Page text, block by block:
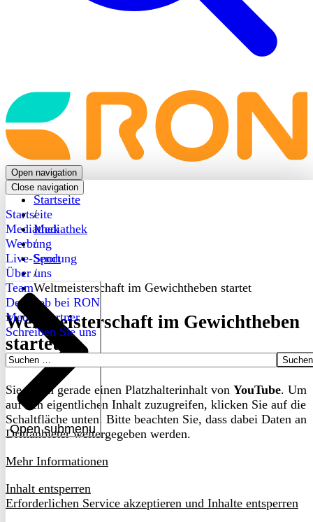
Back
to
frontpage
Open navigation
Close navigation
Startseite
Mediathek
Werbung
Live-Sendung
Über uns
Open submenu
Team
Dein Job bei RON
Medienpartner
Schreiben Sie uns
Suchen
Startseite
/
Mediathek
/
Sport
/
Weltmeisterschaft im Gewichtheben startet
Weltmeisterschaft im Gewichtheben
startet
Sie sehen gerade einen Platzhalterinhalt von YouTube. Um
auf den eigentlichen Inhalt zuzugreifen, klicken Sie auf die
Schaltfläche unten. Bitte beachten Sie, dass dabei Daten an
Drittanbieter weitergegeben werden.
Mehr Informationen
Inhalt entsperren
Erforderlichen Service akzeptieren und Inhalte entsperren